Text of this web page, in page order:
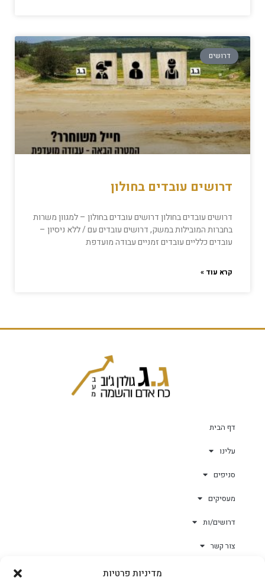
מדיניות פרטיות
דרושים
דרושים עובדים בחולון
דרושים עובדים בחולון דרושים עובדים בחולון – למגוון משרות
בחברות המובילות במשק, דרושים עובדים עם / ללא ניסיון –
עובדים כלליים עובדים זמניים עבודה מועדפת
קרא עוד »
דף הבית
עלינו
סניפים
מעסיקים
דרושים/ות
צור קשר